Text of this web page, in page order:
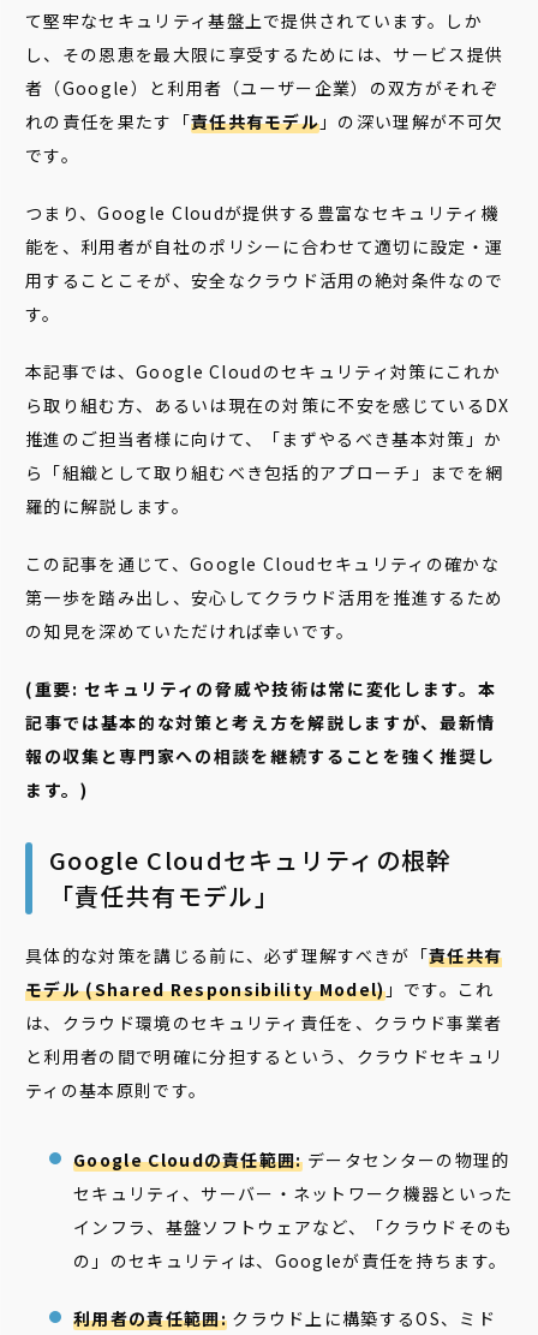
て堅牢なセキュリティ基盤上で提供されています。しか
し、その恩恵を最大限に享受するためには、サービス提供
者（Google）と利用者（ユーザー企業）の双方がそれぞ
れの責任を果たす「責任共有モデル 」の深い理解が不可欠
です。
つまり、Google Cloudが提供する豊富なセキュリティ機
能を、利用者が自社のポリシーに合わせて適切に設定・運
用することこそが、安全なクラウド活用の絶対条件なので
す。
本記事では、Google Cloudのセキュリティ対策にこれか
ら取り組む方、あるいは現在の対策に不安を感じているDX
推進のご担当者様に向けて、「まずやるべき基本対策」か
ら「組織として取り組むべき包括的アプローチ」までを網
羅的に解説します。
この記事を通じて、Google Cloudセキュリティの確かな
第一歩を踏み出し、安心してクラウド活用を推進するため
の知見を深めていただければ幸いです。
(重要: セキュリティの脅威や技術は常に変化します。本
記事では基本的な対策と考え方を解説しますが、最新情
報の収集と専門家への相談を継続することを強く推奨し
ます。)
Google Cloudセキュリティの根幹
「責任共有モデル」
具体的な対策を講じる前に、必ず理解すべきが「責任共有
モデル (Shared Responsibility Model)」です。これ
は、クラウド環境のセキュリティ責任を、クラウド事業者
と利用者の間で明確に分担するという、クラウドセキュリ
ティの基本原則です。
Google Cloudの責任範囲:データセンターの物理的
セキュリティ、サーバー・ネットワーク機器といった
インフラ、基盤ソフトウェアなど、「クラウドそのも
の」のセキュリティは、Googleが責任を持ちます。
利用者の責任範囲:クラウド上に構築するOS、ミド